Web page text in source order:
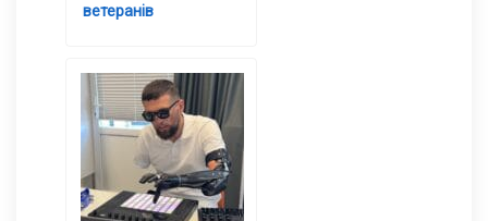
ветеранів